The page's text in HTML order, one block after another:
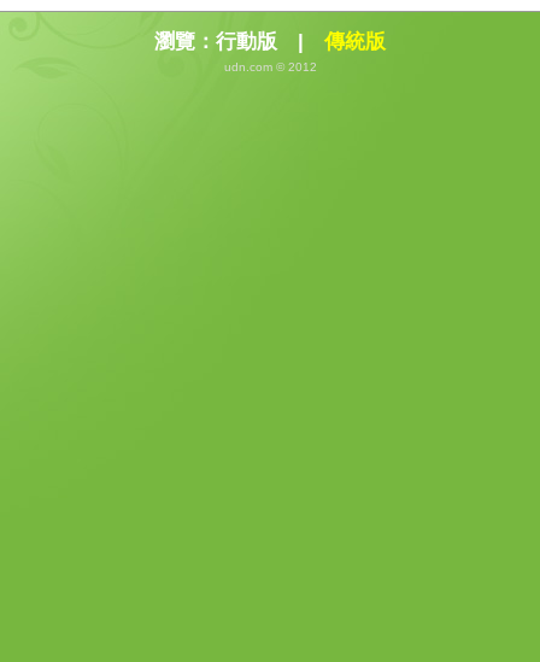
瀏覽： 行動版 | 傳統版
udn.com © 2012